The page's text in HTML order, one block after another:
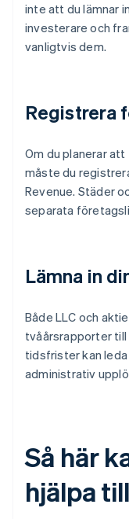
inte att du lämnar
investerare och
vanligtvis dem.
Registrera
Om du planerar
måste du
Revenue. Städer
separata
Lämna in
Både LLC och
tvåårsrapporter
tidsfrister kan
administrativ
Så här
hjälpa till